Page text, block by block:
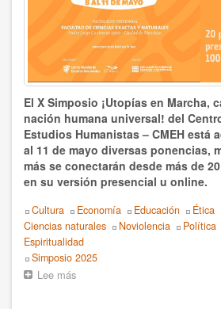
Simposio 2019
Simposio 2023
Simposio 2021
Simposio 2016
Simposio 2014
Simposio 2012
Simposio 2010
El X Simposio ¡Utopías en Marcha,
nación humana universal! del
Estudios Humanistas – CMEH está
al 11 de mayo diversas ponencias,
más se conectarán desde más de
en su versión presencial u online.
Topics
Cultura Economía Educación Ética
Ciencias naturales
Noviolencia Política
Espiritualidad
Event
Simposio 2025
Lee más